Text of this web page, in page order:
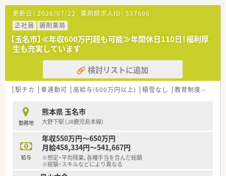
【募集背景と求める人物像について】
■現在の体制における欠員補充のため即戦力となる経験者を積
極的に歓迎しています。
■指示を待つだけでなく自ら考えて行動できる主体性のある方
を求めている職場です。
■遅い時間までの勤務も厭わずしっかりと稼ぎたいという意欲
的な方を歓迎します。
【法人特徴について】
■熊本市内を中心に県内で調剤薬局を合計9店舗展開している地
■門前のクリニックと良好な関係を築きながら地域医療に貢献
している安定企業です。
■従業員のワークライフバランスを重視し厚い人員体制を整え
ることに注力しています。
更新日： 2026/07/22 薬剤師求人ID： 537696
正社員
調剤薬局
【玉名市】≪年収600万円超も可能≫年間休日110日！福利厚
生も充実しています
検討リストに追加
駅チカ 車通勤可 高給与(600万円以上) 積雪なし 教育制度あり
勤務地
熊本県 玉名市
大野下駅 (JR鹿児島本線)
給与
年収550万円～650万円
月給458,334円～541,667円
※想定・平均残業、各種手当を含んだ総額
※経験・スキルなどにより異なる